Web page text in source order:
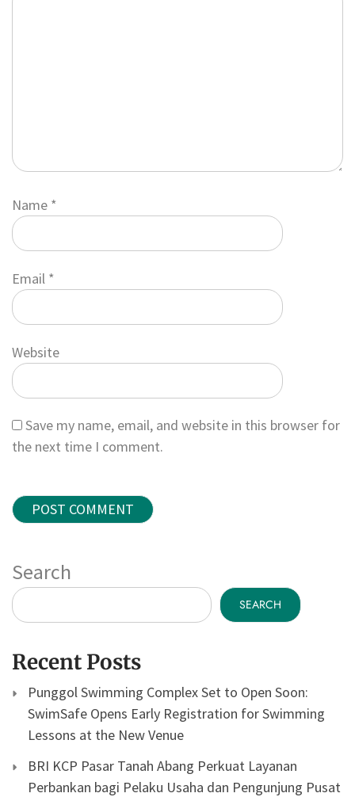
Name *
Email *
Website
Save my name, email, and website in this browser for
the next time I comment.
Search
SEARCH
Recent Posts
Punggol Swimming Complex Set to Open Soon:
SwimSafe Opens Early Registration for Swimming
Lessons at the New Venue
BRI KCP Pasar Tanah Abang Perkuat Layanan
Perbankan bagi Pelaku Usaha dan Pengunjung Pusat